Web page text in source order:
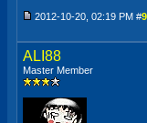
2012-10-20, 02:19 PM #9
ALI88
Master Member